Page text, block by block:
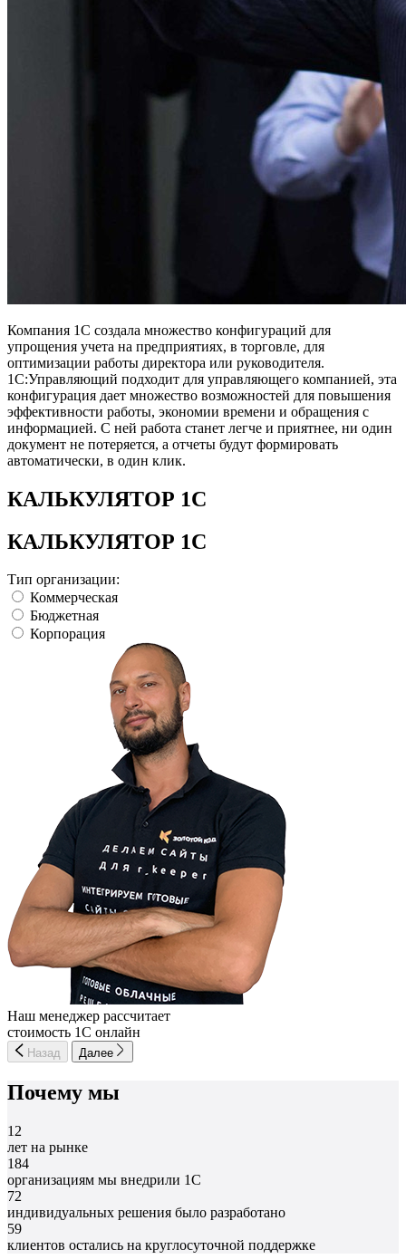
Компания 1С создала множество конфигураций для
упрощения учета на предприятиях, в торговле, для
оптимизации работы директора или руководителя.
1С:Управляющий подходит для управляющего компанией, эта
конфигурация дает множество возможностей для повышения
эффективности работы, экономии времени и обращения с
информацией. С ней работа станет легче и приятнее, ни один
документ не потеряется, а отчеты будут формировать
автоматически, в один клик.
КАЛЬКУЛЯТОР 1С
КАЛЬКУЛЯТОР 1С
Тип организации:
Коммерческая
Бюджетная
Корпорация
Наш менеджер рассчитает
стоимость 1С онлайн
Назад Далее
Почему мы
12
лет на рынке
184
организациям мы внедрили 1С
72
индивидуальных решения было разработано
59
клиентов остались на круглосуточной поддержке